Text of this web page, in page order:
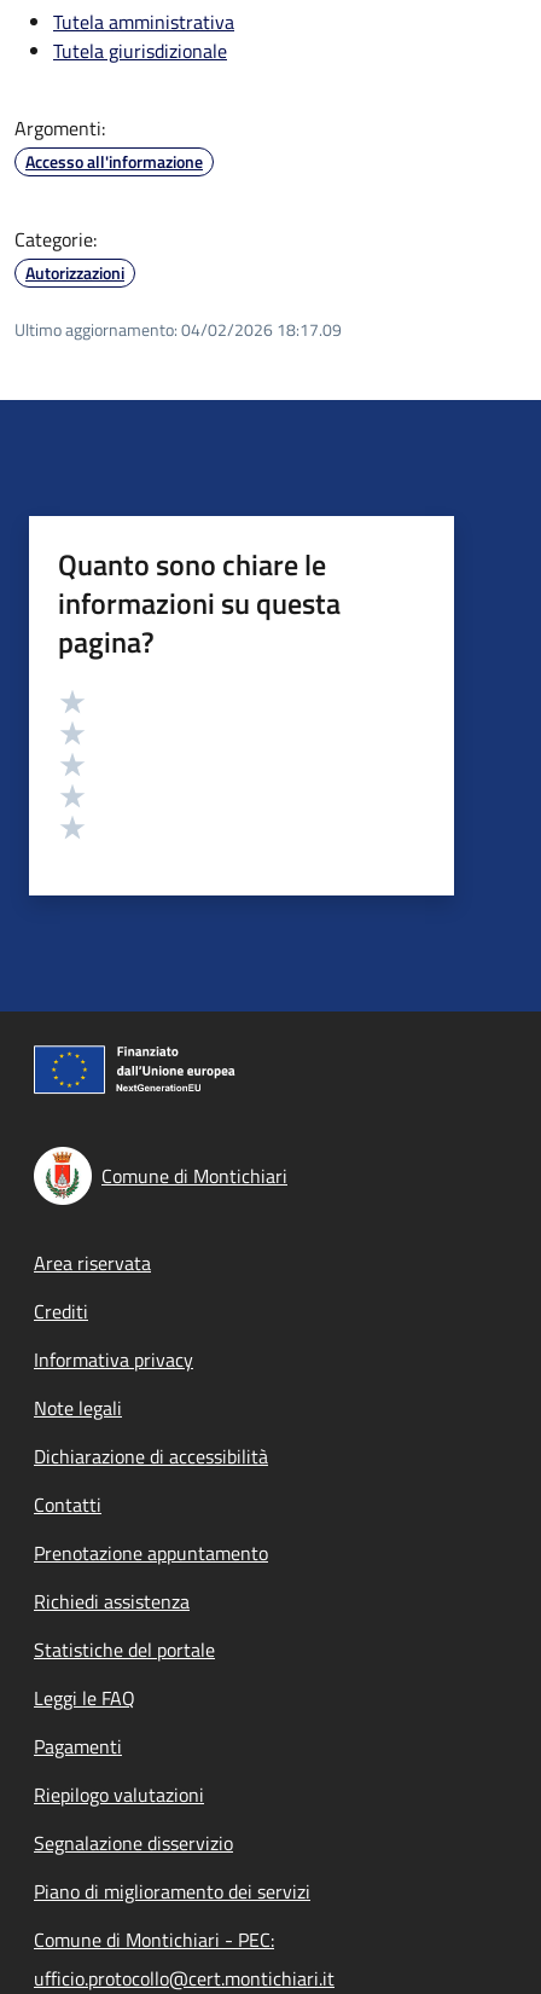
Tutela amministrativa
Tutela giurisdizionale
Argomenti:
Accesso all'informazione
Categorie:
Autorizzazioni
Ultimo aggiornamento:04/02/2026 18:17.09
Quanto sono chiare le
informazioni su questa
pagina?
Valutazione
Comune di Montichiari
Footer menu
Area riservata
Crediti
Informativa privacy
Note legali
Dichiarazione di accessibilità
Contatti
Prenotazione appuntamento
Richiedi assistenza
Statistiche del portale
Leggi le FAQ
Pagamenti
Riepilogo valutazioni
Segnalazione disservizio
Piano di miglioramento dei servizi
Comune di Montichiari - PEC:
ufficio.protocollo@cert.montichiari.it